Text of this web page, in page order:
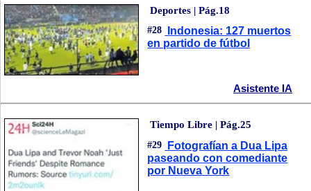
Deportes | Pág.18
#28
Indonesia: 127 muertos
en partido de fútbol
Asistente IA
Tiempo Libre | Pág.25
#29
Fotografían a Dua Lipa
paseando con comediante
por Nueva York